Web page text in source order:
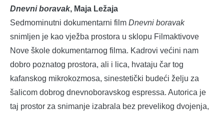
Dnevni boravak, Maja Ležaja
Sedmominutni dokumentarni film Dnevni boravak
snimljen je kao vježba prostora u sklopu Filmaktivove
Nove škole dokumentarnog filma. Kadrovi većini nam
dobro poznatog prostora, ali i lica, hvataju čar tog
kafanskog mikrokozmosa, sinestetički budeći želju za
šalicom dobrog dnevnoboravskog espressa. Autorica je
taj prostor za snimanje izabrala bez prevelikog dvojenja,